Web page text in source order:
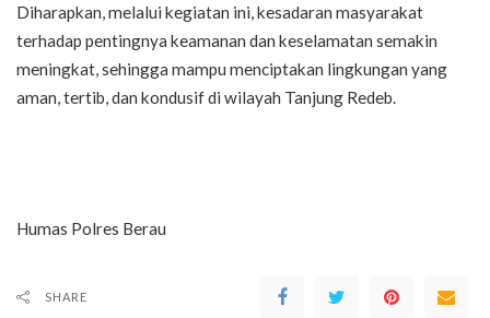
Diharapkan, melalui kegiatan ini, kesadaran masyarakat
terhadap pentingnya keamanan dan keselamatan semakin
meningkat, sehingga mampu menciptakan lingkungan yang
aman, tertib, dan kondusif di wilayah Tanjung Redeb.
Humas Polres Berau
SHARE